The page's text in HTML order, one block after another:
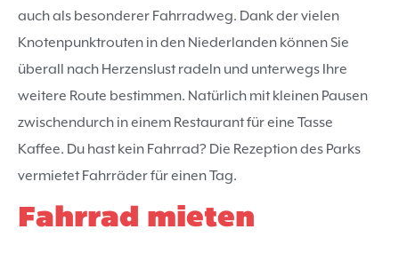
auch als besonderer Fahrradweg. Dank der vielen
Knotenpunktrouten in den Niederlanden können Sie
überall nach Herzenslust radeln und unterwegs Ihre
weitere Route bestimmen. Natürlich mit kleinen Pausen
zwischendurch in einem Restaurant für eine Tasse
Kaffee. Du hast kein Fahrrad? Die Rezeption des Parks
vermietet Fahrräder für einen Tag.
Fahrrad mieten